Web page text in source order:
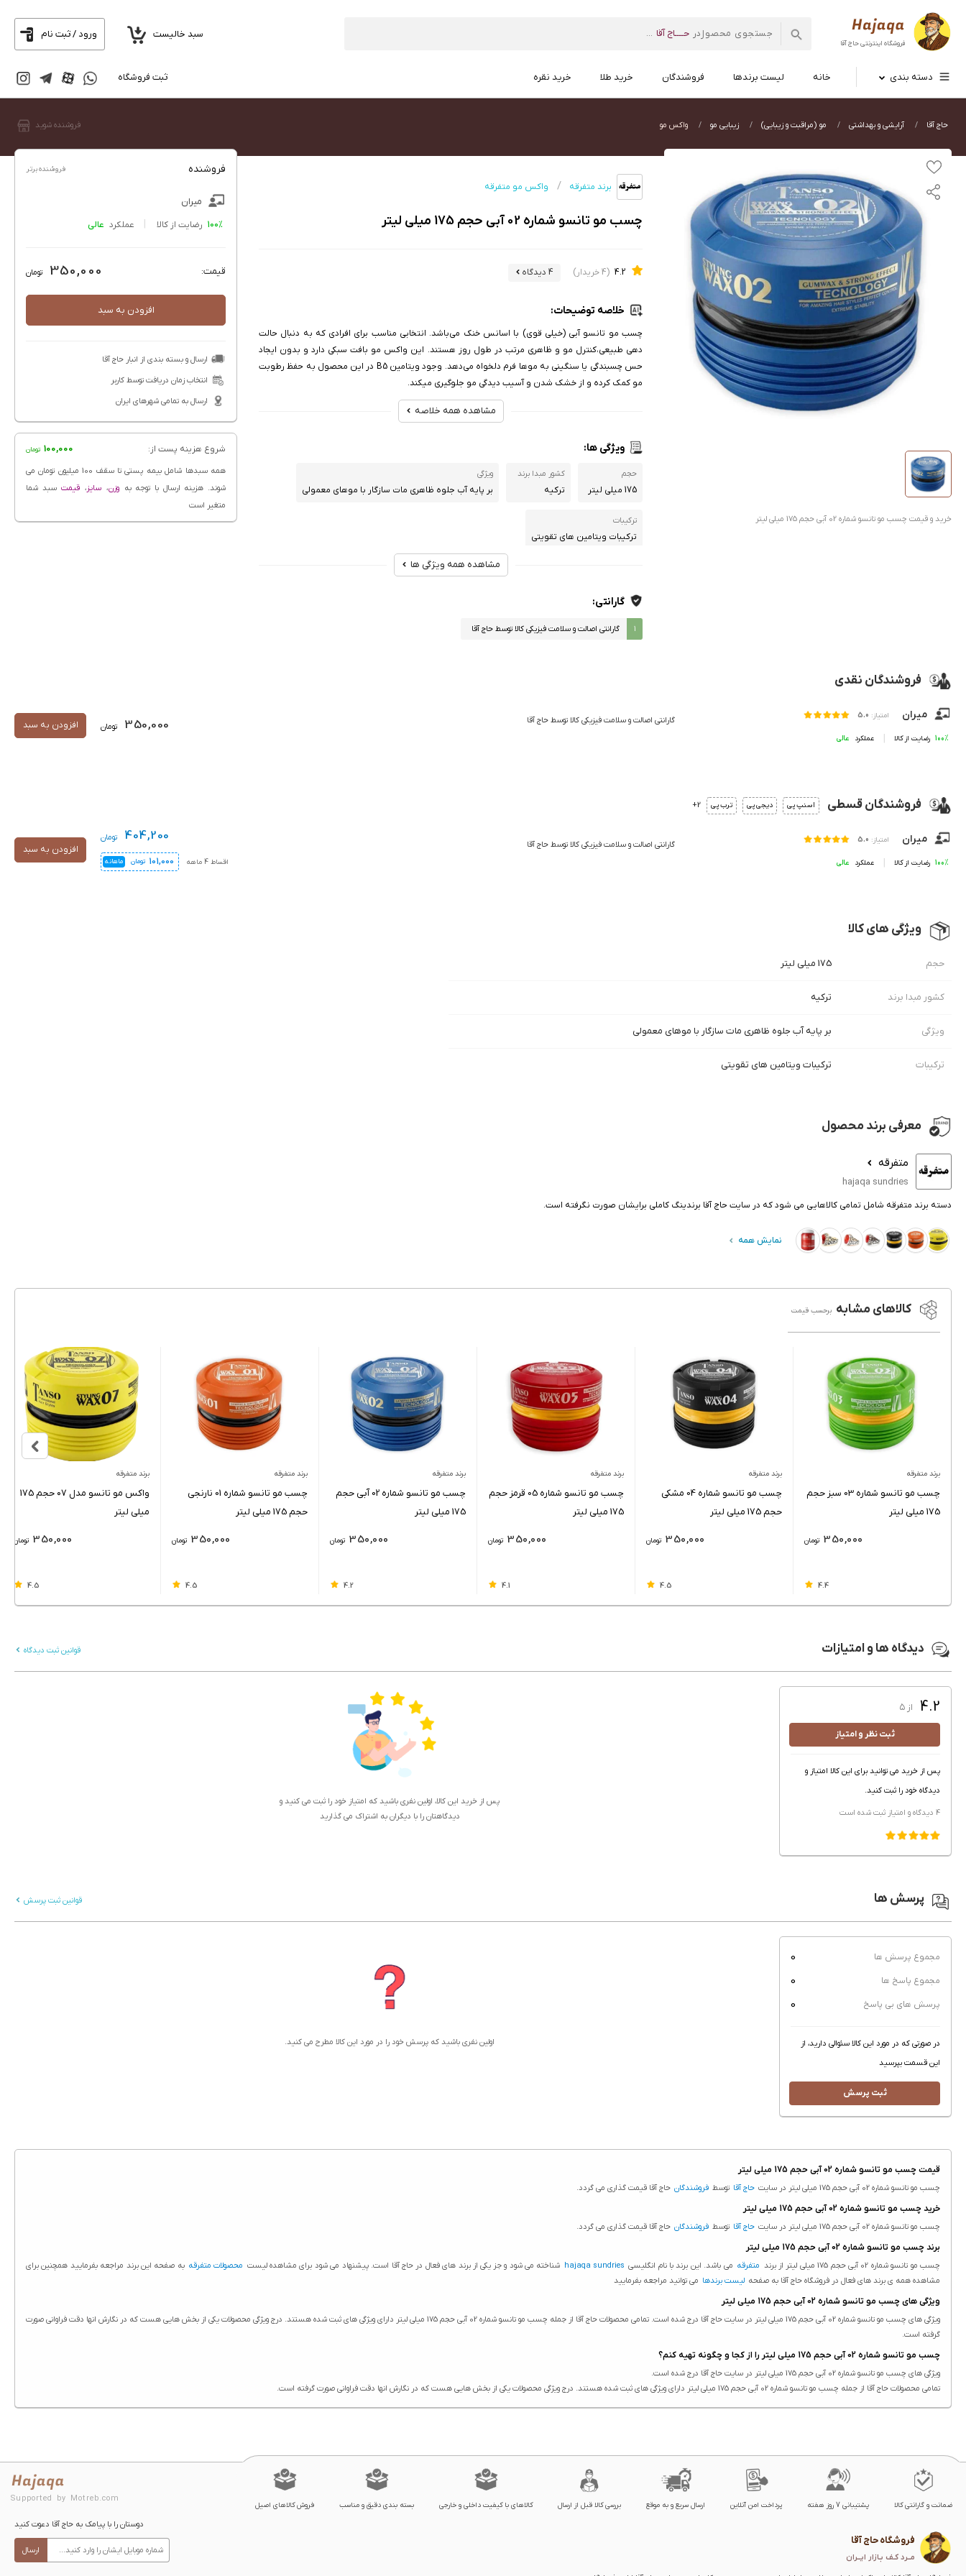
ورود / ثبت نام سبد خالیست
فروشگاه اینترنتیحاج آقا
در حــــاج آقا ...
دسته بندی خانه لیست برندها فروشندگان خرید طلا خرید نقره ثبت فروشگاه
حاج آقا آرایشی و بهداشتی مو (مراقبت و زیبایی) زیبایی مو واکس مو فروشنده شوید
خرید و قیمت چسب مو تانسو شماره 02 آبی حجم 175 میلی لیتر
فروشنده فروشنده برتر
میران
100% رضایت از کالا عملکرد
قیمت: تومان 350,000
افزودن به سبد
ارسال و بسته بندی از انبار حاج آقا
انتخاب زمان دریافت توسط کاربر
ارسال به تمامی شهرهای ایران
شروع هزینه پست از: 100,000 تومان
همه سبدها شامل بیمه پستی تا سقف 100 میلیون تومان می
شوند. هزینه ارسال با توجه به وزن، سایز ، قیمت سبد شما
متغیر است
برند متفرقه واکس مو متفرقه
چسب مو تانسو شماره 02 آبی حجم 175 میلی لیتر
4.2 (4 خریدار) 4 دیدگاه
خلاصه توضیحات:
چسب مو تانسو آبی (خیلی قوی) با اسانس خنک می‌باشد. انتخابی مناسب برای افرادی که به دنبال حالت
دهی طبیعی،کنترل مو و ظاهری مرتب در طول روز هستند. این واکس مو بافت سبکی دارد و بدون ایجاد
حس چسبندگی یا سنگینی به موها فرم دلخواه می‌دهد. وجود ویتامین B5 در این محصول به حفظ رطوبت
مو کمک کرده و از خشک شدن و آسیب دیدگی مو جلوگیری میکند.
مشاهده همه خلاصه
ویژگی ها:
حجم
175 میلی لیتر
کشور مبدا برند
ترکیه
ویژگی
بر پایه آب جلوه ظاهری مات سازگار با موهای معمولی
ترکیبات
ترکیبات ویتامین های تقویتی
مشاهده همه ویژگی ها
گارانتی:
۱ گارانتی اصالت و سلامت فیزیکی کالا توسط حاج آقا
فروشندگان نقدی
میران امتیاز: 5.0
100% رضایت از کالا عملکرد
افزودن به سبد تومان 350,000 گارانتی اصالت و سلامت فیزیکی کالا توسط حاج آقا
فروشندگان قسطی اسنپ پی دیجی پی ترب پی 2+
میران امتیاز: 5.0
100% رضایت از کالا عملکرد
افزودن به سبد
تومان 404,200
ماهانه 101,000 تومان اقساط 4 ماهه
گارانتی اصالت و سلامت فیزیکی کالا توسط حاج آقا
ویژگی های کالا
حجم 175 میلی لیتر
کشور مبدا برند ترکیه
ویژگی بر پایه آب جلوه ظاهری مات سازگار با موهای معمولی
ترکیبات ترکیبات ویتامین های تقویتی
معرفی برند محصول
متفرقه
hajaqa sundries
دسته برند متفرقه شامل تمامی کالاهایی می شود که در سایت حاج آقا برندینگ کاملی برایشان صورت نگرفته است.
نمایش همه
کالاهای مشابه برحسب قیمت
برند متفرقه
چسب مو تانسو شماره 03 سبز حجم
175 میلی لیتر
تومان 350,000
4.4
برند متفرقه
چسب مو تانسو شماره 04 مشکی
حجم 175 میلی لیتر
تومان 350,000
4.5
برند متفرقه
چسب مو تانسو شماره 05 قرمز حجم
175 میلی لیتر
تومان 350,000
4.1
برند متفرقه
چسب مو تانسو شماره 02 آبی حجم
175 میلی لیتر
تومان 350,000
4.2
برند متفرقه
چسب مو تانسو شماره 01 نارنجی
حجم 175 میلی لیتر
تومان 350,000
4.5
برند متفرقه
واکس مو تانسو مدل ۰۷ حجم 175
میلی لیتر
تومان 350,000
4.5
دیدگاه ها و امتیازات قوانین ثبت دیدگاه
4.2 از ۵
4 دیدگاه و امتیاز ثبت شده است
پس از خرید می توانید برای این کالا امتیاز و
دیدگاه خود را ثبت کنید.
ثبت نظر و امتیاز
پس از خرید این کالا، اولین نفری باشید که امتیاز خود را ثبت می کنید و
دیدگاهتان را با دیگران به اشتراک می گذارید
پرسش ها قوانین ثبت پرسش
مجموع پرسش ها 0
مجموع پاسخ ها 0
پرسش های بی پاسخ 0
در صورتی که در مورد این کالا سئوالی دارید، از
این قسمت بپرسید
ثبت پرسش
اولین نفری باشید که پرسش خود را در مورد این کالا مطرح می کنید.
قیمت چسب مو تانسو شماره 02 آبی حجم 175 میلی لیتر
چسب مو تانسو شماره 02 آبی حجم 175 میلی لیتر در سایت حاج آقا توسط فروشندگان حاج آقا قیمت گذاری می گردد.
خرید چسب مو تانسو شماره 02 آبی حجم 175 میلی لیتر
چسب مو تانسو شماره 02 آبی حجم 175 میلی لیتر در سایت حاج آقا توسط فروشندگان حاج آقا قیمت گذاری می گردد.
برند چسب مو تانسو شماره 02 آبی حجم 175 میلی لیتر
چسب مو تانسو شماره 02 آبی حجم 175 میلی لیتر از برند متفرقه می باشد. این برند با نام انگلیسی hajaqa sundries شناخته می شود و جز یکی از برند های فعال در حاج آقا است. پیشنهاد می شود برای مشاهده لیست محصولات متفرقه به صفحه این برند مراجعه بفرمایید همچنین برای
مشاهده همه ی برند های فعال در فروشگاه حاج آقا به صفحه لیست برندها می توانید مراجعه بفرمایید
ویژگی های چسب مو تانسو شماره 02 آبی حجم 175 میلی لیتر
ویژگی های چسب مو تانسو شماره 02 آبی حجم 175 میلی لیتر در سایت حاج آقا درج شده است. تمامی محصولات حاج آقا از جمله چسب مو تانسو شماره 02 آبی حجم 175 میلی لیتر دارای ویژگی های ثبت شده هستند. درج ویژگی محصولات یکی از بخش هایی هست که در نگارش انها دقت فراوانی صورت
گرفته است.
چسب مو تانسو شماره 02 آبی حجم 175 میلی لیتر را از کجا و چگونه تهیه کنم؟
ویژگی های چسب مو تانسو شماره 02 آبی حجم 175 میلی لیتر در سایت حاج آقا درج شده است.
تمامی محصولات حاج آقا از جمله چسب مو تانسو شماره 02 آبی حجم 175 میلی لیتر دارای ویژگی های ثبت شده هستند. درج ویژگی محصولات یکی از بخش هایی هست که در نگارش انها دقت فراوانی صورت گرفته است.
ضمانت و گارانتی کالا پشتیبانی 7 روز هفته پرداخت امن آنلاین ارسال سریع و به موقع بررسی کالا قبل از ارسال کالاهای با کیفیت داخلی و خارجی بسته بندی دقیق و مناسب فروش کالاهای اصیل
Supported by Motreb.com
فروشگاه حاج آقا
مــرد کـف بـازار ایــران
دوستان را با پیامک به حاج آقا دعوت کنید
ارسال